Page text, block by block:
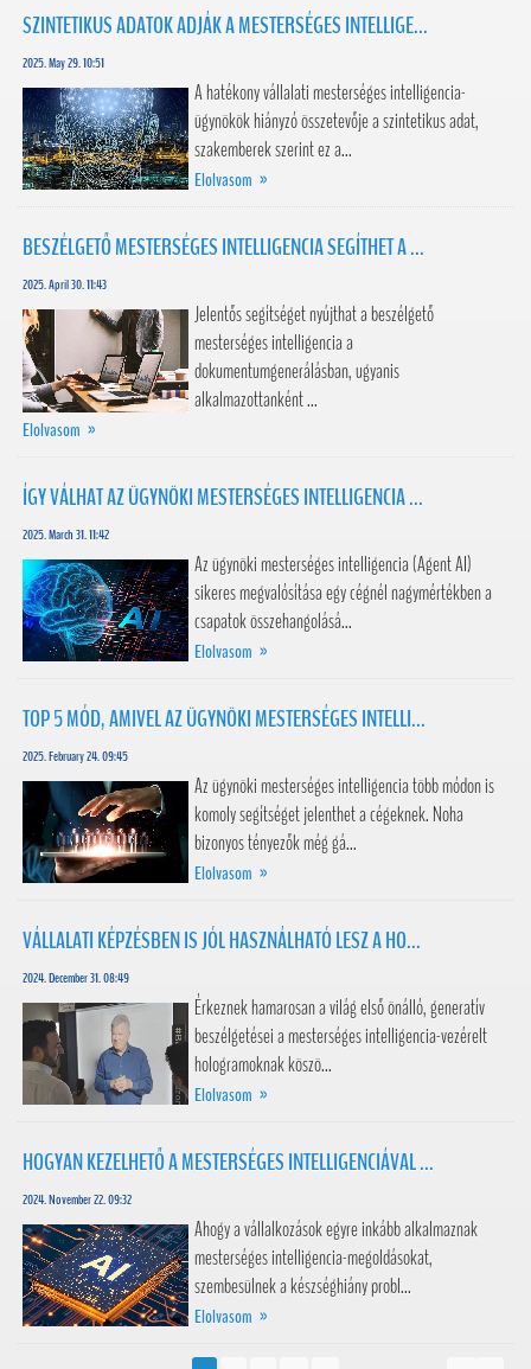
SZINTETIKUS ADATOK ADJÁK A MESTERSÉGES INTELLIGE...
2025. May 29. 10:51
A hatékony vállalati mesterséges intelligencia-
ügynökök hiányzó összetevője a szintetikus adat,
szakemberek szerint ez a...
Elolvasom »
BESZÉLGETŐ MESTERSÉGES INTELLIGENCIA SEGÍTHET A ...
2025. April 30. 11:43
Jelentős segítséget nyújthat a beszélgető
mesterséges intelligencia a
dokumentumgenerálásban, ugyanis
alkalmazottanként ...
Elolvasom »
ÍGY VÁLHAT AZ ÜGYNÖKI MESTERSÉGES INTELLIGENCIA ...
2025. March 31. 11:42
Az ügynöki mesterséges intelligencia (Agent AI)
sikeres megvalósítása egy cégnél nagymértékben a
csapatok összehangolásá...
Elolvasom »
TOP 5 MÓD, AMIVEL AZ ÜGYNÖKI MESTERSÉGES INTELLI...
2025. February 24. 09:45
Az ügynöki mesterséges intelligencia több módon is
komoly segítséget jelenthet a cégeknek. Noha
bizonyos tényezők még gá...
Elolvasom »
VÁLLALATI KÉPZÉSBEN IS JÓL HASZNÁLHATÓ LESZ A HO...
2024. December 31. 08:49
Érkeznek hamarosan a világ első önálló, generatív
beszélgetései a mesterséges intelligencia-vezérelt
hologramoknak köszö...
Elolvasom »
HOGYAN KEZELHETŐ A MESTERSÉGES INTELLIGENCIÁVAL ...
2024. November 22. 09:32
Ahogy a vállalkozások egyre inkább alkalmaznak
mesterséges intelligencia-megoldásokat,
szembesülnek a készséghiány probl...
Elolvasom »